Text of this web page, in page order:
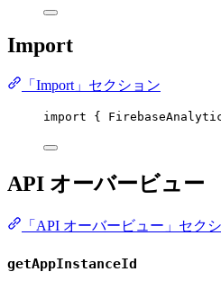
Import
「Import」セクション
import {
API オーバービュー
「API オーバービュー」セク
getAppInstanceId